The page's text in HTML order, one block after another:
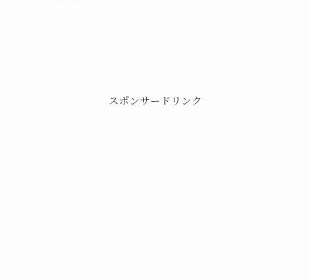
スポンサードリンク